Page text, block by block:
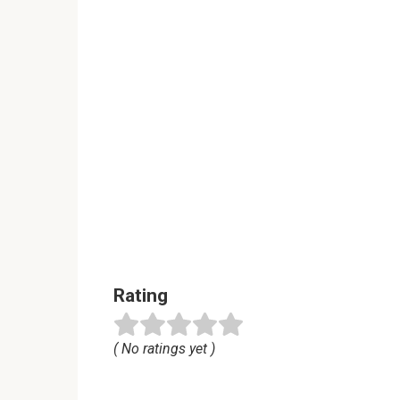
Rating
( No ratings yet )